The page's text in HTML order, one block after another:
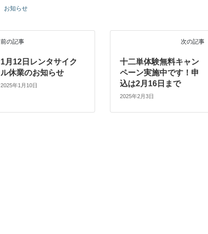
お知らせ
前の記事
1月12日レンタサイク
ル休業のお知らせ
2025年1月10日
次の記事
十二単体験無料キャン
ペーン実施中です！申
込は2月16日まで
2025年2月3日